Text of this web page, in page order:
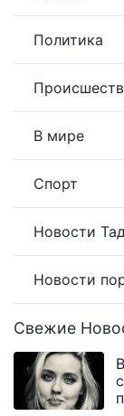
Политика
В мире
Спорт
Новости
Новости
Свежие